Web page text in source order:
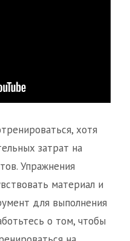
хотя
затрат на
Упражнения
материал и
для выполнения
о том, чтобы